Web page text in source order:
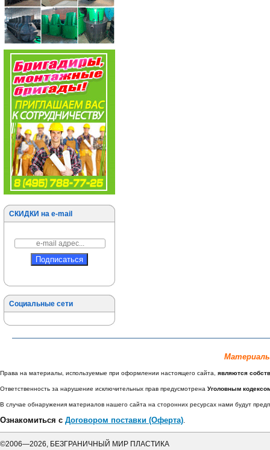
СКИДКИ на e-mail
Социальные сети
Права на материалы, используемые при оформлении настоящего сайта, являются
Ответственность за нарушение исключительных прав предусмотрена Уголовным
В случае обнаружения материалов нашего сайта на сторонних ресурсах нами будут
Ознакомиться с Договором поставки (Оферта).
©2006—2026, БЕЗГРАНИЧНЫЙ МИР ПЛАСТИКА